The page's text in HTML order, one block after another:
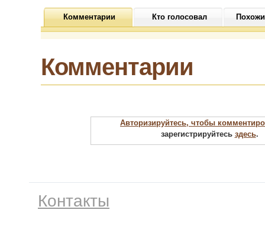
Комментарии Кто голосовал
Комментарии
Авторизируйтесь, чтобы
зарегистрируйтесь здесь.
Контакты